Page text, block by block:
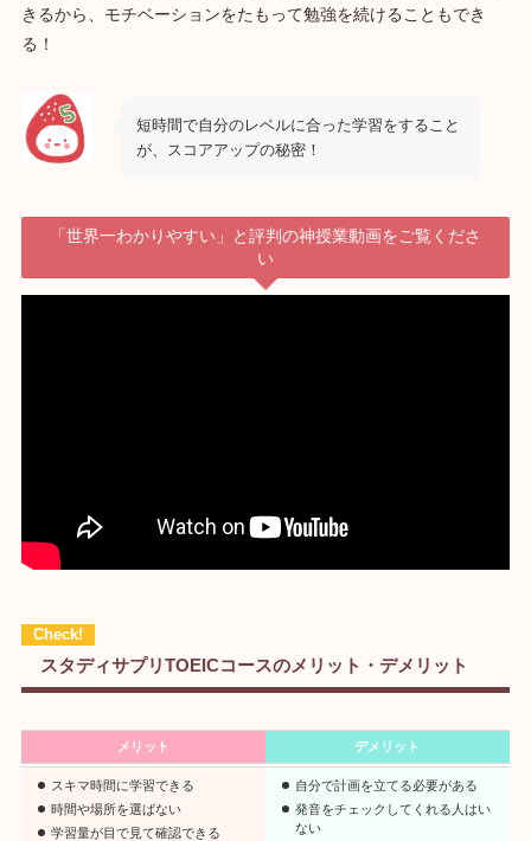
きるから、モチベーションをたもって勉強を続けることもでき
る！
短時間で自分のレベルに合った学習をすること
が、スコアアップの秘密！
「世界一わかりやすい」と評判の神授業動画をご覧くださ
い
スタディサプリTOEICコースのメリット・デメリット
メリット デメリット
スキマ時間に学習できる
時間や場所を選ばない
学習量が目で見て確認できる
自分で計画を立てる必要がある
発音をチェックしてくれる人はい
ない